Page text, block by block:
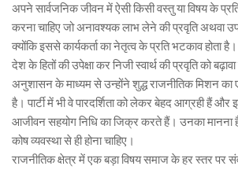
अपने सार्वजनिक जीवन में ऐसी किसी वस्तु या विषय के
करना चाहिए जो अनावश्यक लाभ लेने की प्रवृति अथवा
क्योंकि इससे कार्यकर्ता का नेतृत्व के प्रति भटकाव
देश के हितों की उपेक्षा कर निजी स्वार्थ की प्रवृति को
अनुशासन के माध्यम से उन्होंने शुद्ध राजनीतिक मिशन
है। पार्टी में भी वे पारदर्शिता को लेकर बेहद आग्रही हैं
आजीवन सहयोग निधि का जिक्र करते हैं। उनका मानना है
कोष व्यवस्था से ही होना चाहिए।
राजनीतिक क्षेत्र में एक बड़ा विषय समाज के हर स्तर पर